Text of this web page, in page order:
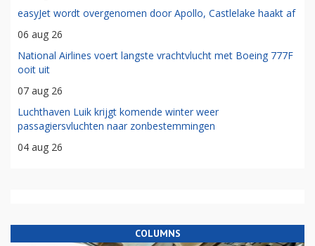
easyJet wordt overgenomen door Apollo, Castlelake haakt af
06 aug 26
National Airlines voert langste vrachtvlucht met Boeing 777F
ooit uit
07 aug 26
Luchthaven Luik krijgt komende winter weer
passagiersvluchten naar zonbestemmingen
04 aug 26
COLUMNS